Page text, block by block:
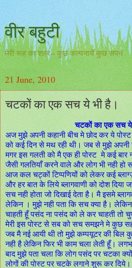
वीर बहुटी
मेरी रूह का शहर-- कुछ कल्पनायें कुछ सपने
21 June, 2010
चटकों का एक सच ये भी है।
चटकों का एक सच ये
अज मुझे अपनी कहानी बीच मे छोद कर ये पोस्ट
को कई दिन से मथ रही थी। जब से मुझे अपनी
मगर इस गलती को मै एक ही पोस्ट मे कई बार
जैसी गलतियाँ करने वाले और लोग भी नही हो
आज कल चट्कों टिप्पणियों को लेकर कई ब्लाग्ज़
और हर बात के लिये ब्लागवाणी को दोश दिया
सच नही होता जो दिखाई देता है। मै इसमे
लेकिन । मुझे नही पता कि सच क्या है।
चाहती हूँ पसंद ना पसंद को ले कर चाहती तो
मेरी इस पोस्ट से सब को सच समझने मे कुछ
जब मै नई आयी थी तो मुझे कम्पयूटर की बिल
नही है लेकिन फिर भी काम चला लेती हूँ।
बाद मुझे पता चला कि लोग पसंद पर चटका
लोगों की पोस्ट पर चटके लगाने शुरू कर दिये।